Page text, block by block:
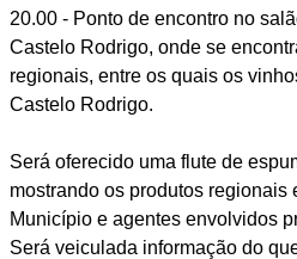
20.00 - Ponto de encontro no
Castelo Rodrigo, onde se
regionais, entre os quais os
Castelo Rodrigo.
Será oferecido uma flute de
mostrando os produtos regionais
Município e agentes envolvidos
Será veiculada informação do